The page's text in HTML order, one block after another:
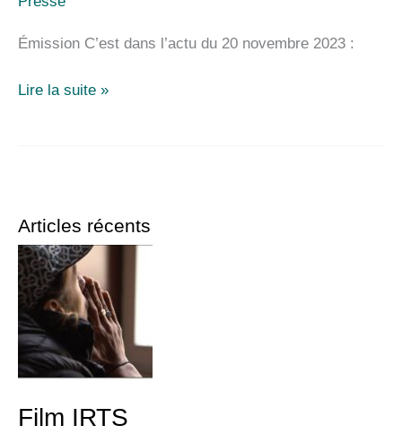
2023
Lor’FM
Émission C’est dans l’actu du 20 novembre 2023 :
Émission C’est
Lire la suite »
Articles récents
Film IRTS